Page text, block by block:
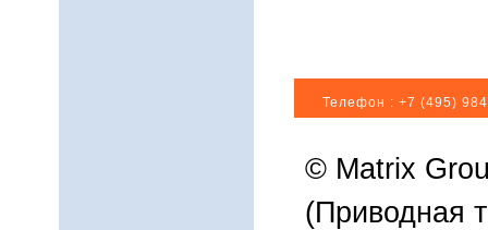
Телефон : +7 (495)
© Matrix
(Приводная